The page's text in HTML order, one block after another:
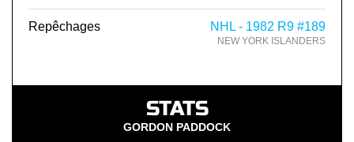
Repêchages NHL - 1982 R9 #189
NEW YORK ISLANDERS
STATS
GORDON PADDOCK